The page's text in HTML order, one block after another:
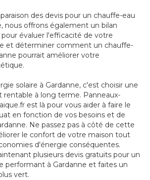
des devis pour un chauffe-eau
nous offrons également un bilan
évaluer l'efficacité de votre
et déterminer comment un chauffe-
pourrait améliorer votre
solaire à Gardanne, c'est choisir une
rentable à long terme. Panneaux-
est là pour vous aider à faire le
en fonction de vos besoins et de
Ne passez pas à côté de cette
le confort de votre maison tout
d'énergie conséquentes.
plusieurs devis gratuits pour un
performant à Gardanne et faites un
vert.